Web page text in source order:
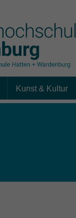
Kunst & Kultur